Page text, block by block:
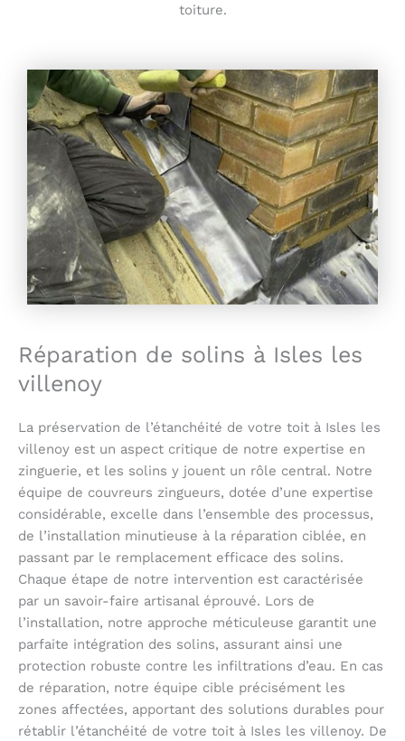
toiture.
Réparation de solins à Isles les
villenoy
La préservation de l’étanchéité de votre toit à Isles les
villenoy est un aspect critique de notre expertise en
zinguerie, et les solins y jouent un rôle central. Notre
équipe de couvreurs zingueurs, dotée d’une expertise
considérable, excelle dans l’ensemble des processus,
de l’installation minutieuse à la réparation ciblée, en
passant par le remplacement efficace des solins.
Chaque étape de notre intervention est caractérisée
par un savoir-faire artisanal éprouvé. Lors de
l’installation, notre approche méticuleuse garantit une
parfaite intégration des solins, assurant ainsi une
protection robuste contre les infiltrations d’eau. En cas
de réparation, notre équipe cible précisément les
zones affectées, apportant des solutions durables pour
rétablir l’étanchéité de votre toit à Isles les villenoy. De